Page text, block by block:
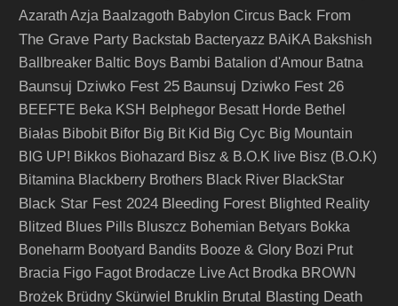
Azarath Azja Baalzagoth Babylon Circus Back From
The Grave Party Backstab Bacteryazz BAiKA Bakshish
Ballbreaker Baltic Boys Bambi Batalion d'Amour Batna
Baunsuj Dziwko Fest 25 Baunsuj Dziwko Fest 26
BEEFTE Beka KSH Belphegor Besatt Horde Bethel
Białas Bibobit Bifor Big Bit Kid Big Cyc Big Mountain
BIG UP! Bikkos Biohazard Bisz & B.O.K live Bisz (B.O.K)
Bitamina Blackberry Brothers Black River BlackStar
Black Star Fest 2024 Bleeding Forest Blighted Reality
Blitzed Blues Pills Bluszcz Bohemian Betyars Bokka
Boneharm Bootyard Bandits Booze & Glory Bozi Prut
Bracia Figo Fagot Brodacze Live Act Brodka BROWN
Brożek Brüdny Skürwiel Bruklin Brutal Blasting Death